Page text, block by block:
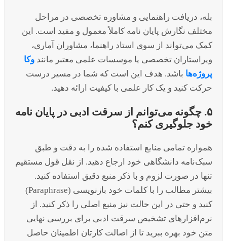
بله، دریافت راهنمایی و مشاوره تخصصی در مراحل
مختلف نگارش پایان نامه کاملاً معمول و مفید است. این
کمک می‌تواند از سوی استاد راهنما، مشاوران آماری،
ویراستاران تخصصی یا موسسات علمی معتبر مانند وکا
پروژه‌ها باشد. هدف این است که شما در مسیر درست
حرکت کنید و یک کار علمی با کیفیت ارائه دهید.
۵. چگونه می‌توانم از سرقت ادبی در پایان نامه
خود جلوگیری کنم؟
همواره تمامی منابع استفاده شده را به دقت و طبق
سبک‌نامه دانشگاهی خود ارجاع دهید. از نقل قول مستقیم
تنها در صورت لزوم و با ذکر منبع دقیق استفاده کنید.
بیشتر مطالب را با کلمات خود بازنویسی (Paraphrase)
کنید و حتی در این حالت نیز منبع اصلی را ذکر کنید. از
نرم‌افزارهای تشخیص سرقت ادبی برای بررسی نهایی
متن خود بهره ببرید تا از اصالت کارتان اطمینان حاصل